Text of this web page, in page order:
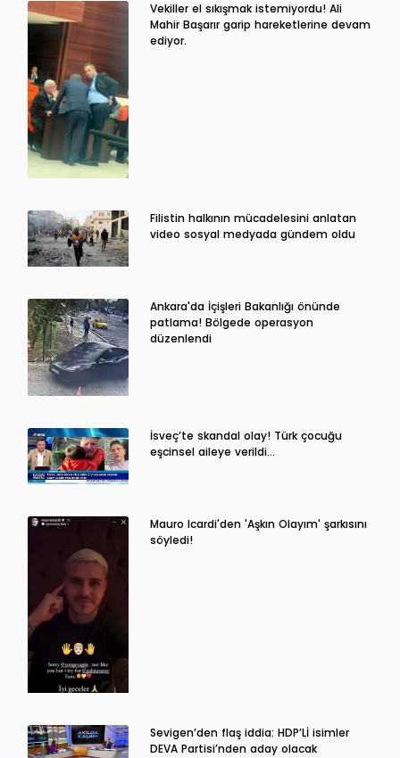
Vekiller el sıkışmak istemiyordu! Ali
Mahir Başarır garip hareketlerine devam
ediyor.
Filistin halkının mücadelesini anlatan
video sosyal medyada gündem oldu
Ankara'da İçişleri Bakanlığı önünde
patlama! Bölgede operasyon
düzenlendi
İsveç’te skandal olay! Türk çocuğu
eşcinsel aileye verildi…
Mauro Icardi'den 'Aşkın Olayım' şarkısını
söyledi!
Sevigen’den flaş iddia: HDP’Lİ isimler
DEVA Partisi’nden aday olacak